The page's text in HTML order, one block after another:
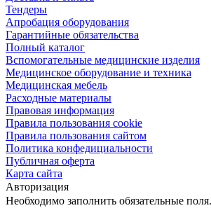
Тендеры
Апробация оборудования
Гарантийные обязательства
Полный каталог
Вспомогательные медицинские изделия
Медицинское оборудование и техника
Медицинская мебель
Расходные материалы
Правовая информация
Правила пользования cookie
Правила пользования сайтом
Политика конфедициальности
Публичная оферта
Карта сайта
Авторизация
Необходимо заполнить обязательные поля.